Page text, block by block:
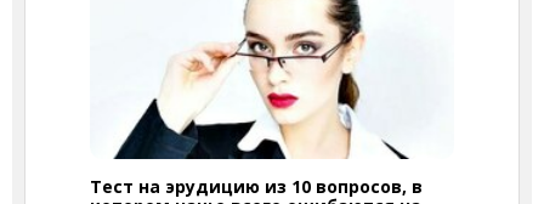
Тест на эрудицию из 10 вопросов, в